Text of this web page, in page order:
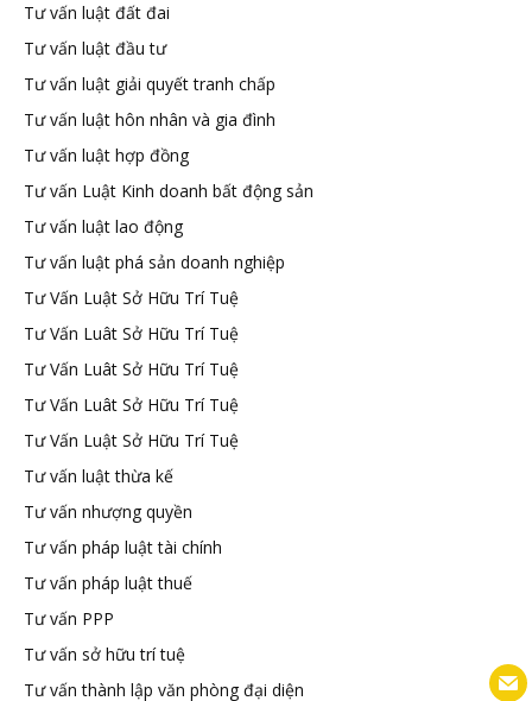
Tư vấn luật đất đai
Tư vấn luật đầu tư
Tư vấn luật giải quyết tranh chấp
Tư vấn luật hôn nhân và gia đình
Tư vấn luật hợp đồng
Tư vấn Luật Kinh doanh bất động sản
Tư vấn luật lao động
Tư vấn luật phá sản doanh nghiệp
Tư Vấn Luật Sở Hữu Trí Tuệ
Tư Vấn Luât Sở Hữu Trí Tuệ
Tư Vấn Luât Sở Hữu Trí Tuệ
Tư Vấn Luât Sở Hữu Trí Tuệ
Tư Vấn Luật Sở Hữu Trí Tuệ
Tư vấn luật thừa kế
Tư vấn nhượng quyền
Tư vấn pháp luật tài chính
Tư vấn pháp luật thuế
Tư vấn PPP
Tư vấn sở hữu trí tuệ
Tư vấn thành lập văn phòng đại diện